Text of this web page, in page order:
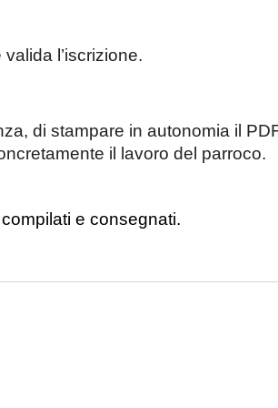
l’iscrizione.
di stampare in autonomia il
il lavoro del parroco.
e consegnati.